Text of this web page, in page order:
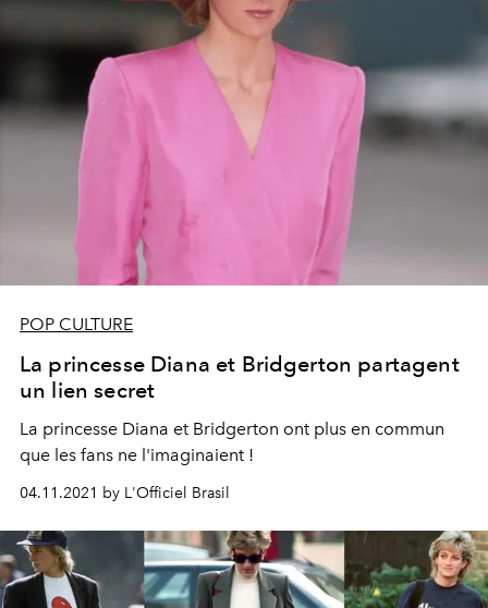
POP CULTURE
La princesse Diana et Bridgerton partagent
un lien secret
La princesse Diana et Bridgerton ont plus en commun
que les fans ne l'imaginaient !
04.11.2021 by L'Officiel Brasil